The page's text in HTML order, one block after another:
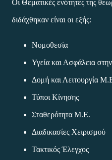
Οι Θεματικές ενότητες της
διδάχθηκαν είναι οι εξής:
Νομοθεσία
Υγεία και Ασφάλεια
Δομή και Λειτουργία
Τύποι Κίνησης
Σταθερότητα Μ.Ε.
Διαδικασίες Χειρισμού
Τακτικός Έλεγχος